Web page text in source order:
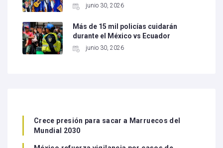
junio 30, 2026
Más de 15 mil policías cuidarán
durante el México vs Ecuador
junio 30, 2026
Crece presión para sacar a Marruecos del
Mundial 2030